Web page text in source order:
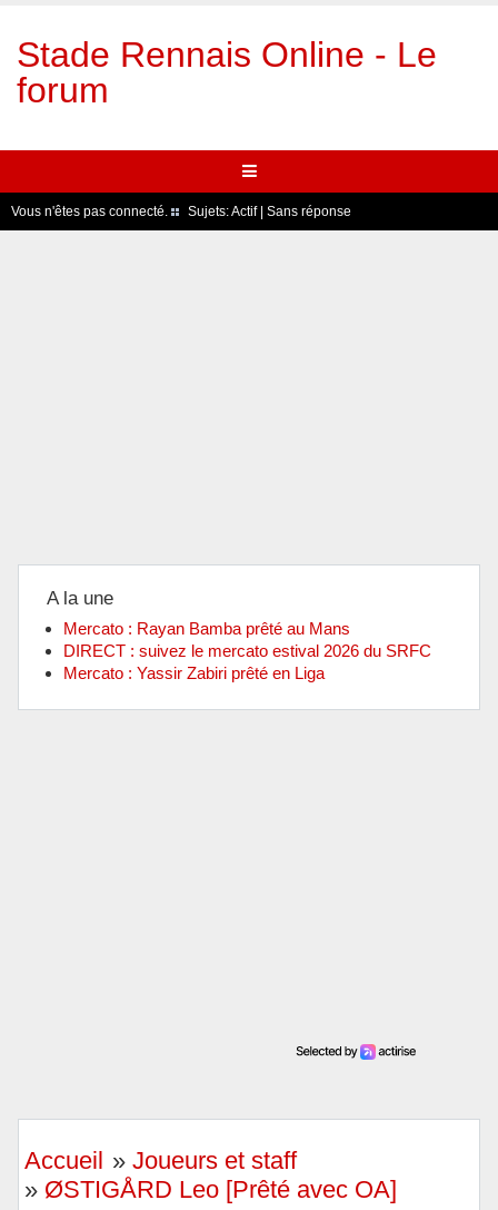
Stade Rennais Online - Le
forum
Vous n'êtes pas connecté. Sujets:Actif| Sans réponse
A la une
Mercato : Rayan Bamba prêté au Mans
DIRECT : suivez le mercato estival 2026 du SRFC
Mercato : Yassir Zabiri prêté en Liga
Accueil »Joueurs et staff
» ØSTIGÅRD Leo [Prêté avec OA]